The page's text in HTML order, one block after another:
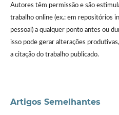
Autores têm permissão e são
trabalho online (ex.: em repositórios
pessoal) a qualquer ponto antes ou
isso pode gerar alterações
a citação do trabalho publicado.
Artigos Semelhantes